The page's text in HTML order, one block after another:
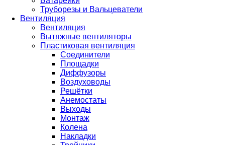
Труборезы и Вальцеватели
Вентиляция
Вентиляция
Вытяжные вентиляторы
Пластиковая вентиляция
Соединители
Площадки
Диффузоры
Воздуховоды
Решётки
Анемостаты
Выходы
Монтаж
Колена
Накладки